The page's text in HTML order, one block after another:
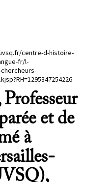
centre-d-histoire-
fr/l-
et de
à